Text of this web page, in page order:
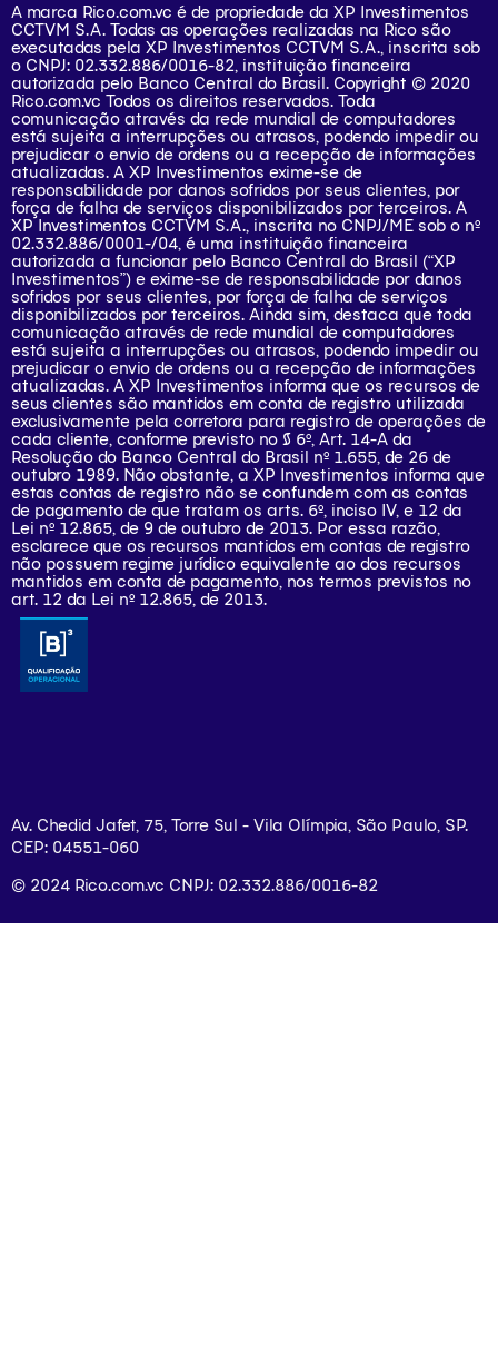
A marca Rico.com.vc é de propriedade da XP Investimentos
CCTVM S.A. Todas as operações realizadas na Rico são
executadas pela XP Investimentos CCTVM S.A., inscrita sob
o CNPJ: 02.332.886/0016-82, instituição financeira
autorizada pelo Banco Central do Brasil. Copyright © 2020
Rico.com.vc Todos os direitos reservados. Toda
comunicação através da rede mundial de computadores
está sujeita a interrupções ou atrasos, podendo impedir ou
prejudicar o envio de ordens ou a recepção de informações
atualizadas. A XP Investimentos exime-se de
responsabilidade por danos sofridos por seus clientes, por
força de falha de serviços disponibilizados por terceiros. A
XP Investimentos CCTVM S.A., inscrita no CNPJ/ME sob o nº
02.332.886/0001-/­04, é uma instituição financeira
autorizada a funcionar pelo Banco Central do Brasil (“XP
Investimentos”) e exime-se de responsabilidade por danos
sofridos por seus clientes, por força de falha de serviços
disponibilizados por terceiros. Ainda sim, destaca que toda
comunicação através de rede mundial de computadores
está sujeita a interrupções ou atrasos, podendo impedir ou
prejudicar o envio de ordens ou a recepção de informações
atualizadas. A XP Investimentos informa que os recursos de
seus clientes são mantidos em conta de registro utilizada
exclusivamente pela corretora para registro de operações de
cada cliente, conforme previsto no § 6º, Art. 14-A da
Resolução do Banco Central do Brasil nº 1.655, de 26 de
outubro 1989. Não obstante, a XP Investimentos informa que
estas contas de registro não se confundem com as contas
de pagamento de que tratam os arts. 6º, inciso IV, e 12 da
Lei nº 12.865, de 9 de outubro de 2013. Por essa razão,
esclarece que os recursos mantidos em contas de registro
não possuem regime jurídico equivalente ao dos recursos
mantidos em conta de pagamento, nos termos previstos no
art. 12 da Lei nº 12.865, de 2013.
Av. Chedid Jafet, 75, Torre Sul - Vila Olímpia, São Paulo, SP.
CEP: 04551-060
© 2024 Rico.com.vc CNPJ: 02.332.886/0016-82